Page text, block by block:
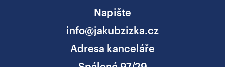
Napište
info@jakubzizka.cz
Adresa kanceláře